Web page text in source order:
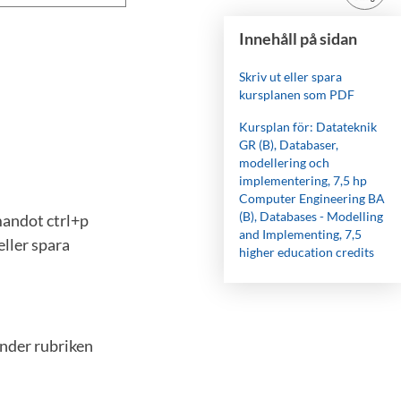
Innehåll på sidan
Skriv ut eller spara
kursplanen som PDF
Kursplan för: Datateknik
GR (B), Databaser,
modellering och
implementering, 7,5 hp
Computer Engineering BA
(B), Databases - Modelling
and Implementing, 7,5
higher education credits
ctrl+p
spara
rubriken